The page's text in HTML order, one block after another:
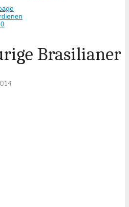
Brasilianer